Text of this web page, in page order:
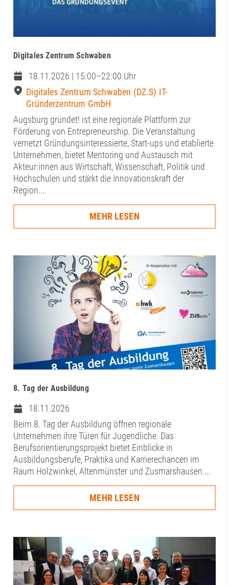
Digitales Zentrum Schwaben
18.11.2026 | 15:00–22:00 Uhr
Digitales Zentrum Schwaben (DZ.S) IT-
Gründerzentrum GmbH
Augsburg gründet! ist eine regionale Plattform zur
Förderung von Entrepreneurship. Die Veranstaltung
vernetzt Gründungsinteressierte, Start-ups und etablierte
Unternehmen, bietet Mentoring und Austausch mit
Akteur:innen aus Wirtschaft, Wissenschaft, Politik und
Hochschulen und stärkt die Innovationskraft der
Region....
MEHR LESEN
8. Tag der Ausbildung
18.11.2026
Beim 8. Tag der Ausbildung öffnen regionale
Unternehmen ihre Türen für Jugendliche. Das
Berufsorientierungsprojekt bietet Einblicke in
Ausbildungsberufe, Praktika und Karrierechancen im
Raum Holzwinkel, Altenmünster und Zusmarshausen....
MEHR LESEN